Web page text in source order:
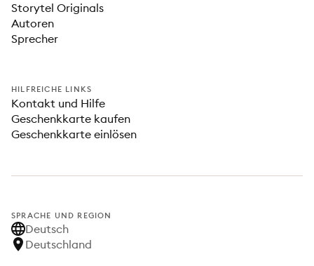
Storytel Originals
Autoren
Sprecher
HILFREICHE LINKS
Kontakt und Hilfe
Geschenkkarte kaufen
Geschenkkarte einlösen
SPRACHE UND REGION
Deutsch
Deutschland